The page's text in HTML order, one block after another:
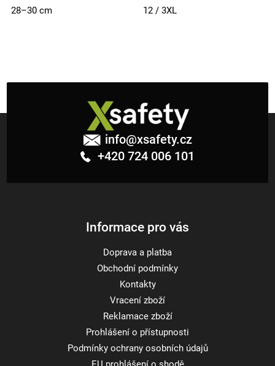
28–30 cm 12 / 3XL
info@xsafety.cz
+420 724 006 101
Informace pro vás
Doprava a platba
Obchodní podmínky
Kontakty
Vracení zboží
Reklamace zboží
Prohlášení o přístupnosti
Podmínky ochrany osobních údajů